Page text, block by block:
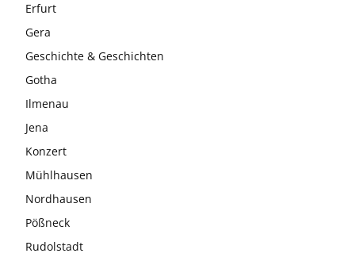
Erfurt
Gera
Geschichte & Geschichten
Gotha
Ilmenau
Jena
Konzert
Mühlhausen
Nordhausen
Pößneck
Rudolstadt